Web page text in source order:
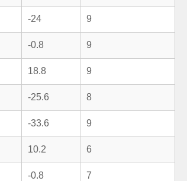
-24 9
-0.8 9
18.8 9
-25.6 8
-33.6 9
10.2 6
-0.8 7